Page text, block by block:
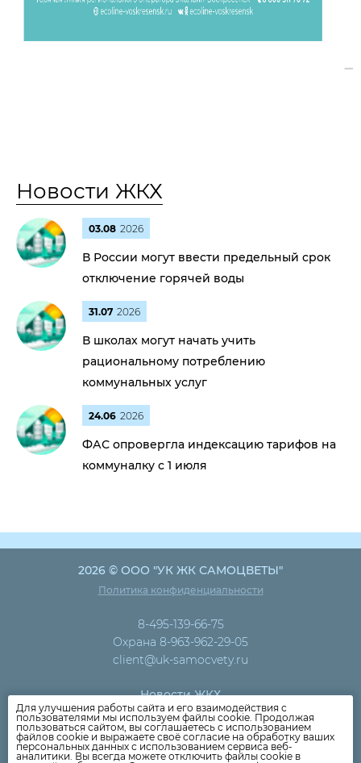
Новости ЖКХ
03.08 2026
В России могут ввести предельный срок
отключение горячей воды
31.07 2026
В школах могут начать учить
рациональному потреблению
коммунальных услуг
24.06 2026
ФАС опровергла индексацию тарифов на
коммуналку с 1 июля
2026 © ООО "УК ЖК САМОЦВЕТЫ"
Политика конфиденциальности
8-495-139-66-75
Охрана 8-963-962-29-05
client@uk-samocvety.ru
Новости ЖКХ
Новости компании
Как оплатить
Дома
Для улучшения работы сайта и его взаимодействия с
пользователями мы используем файлы cookie. Продолжая
пользоваться сайтом, вы соглашаетесь с использованием
файлов cookie и выражаете своё согласие на обработку ваших
персональных данных с использованием сервиса веб-
аналитики. Вы всегда можете отключить файлы cookie в